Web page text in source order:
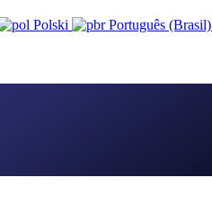
Polski Português (Brasil)